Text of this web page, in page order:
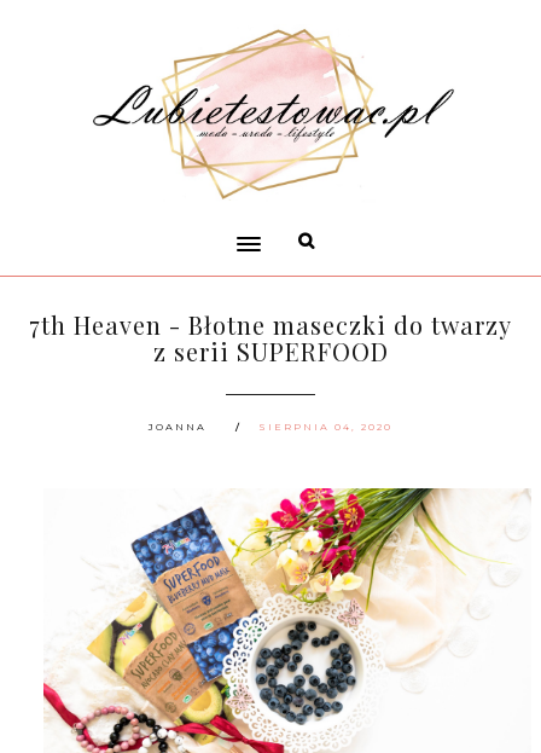
7th Heaven - Błotne maseczki do twarzy
z serii SUPERFOOD
JOANNA SIERPNIA 04, 2020